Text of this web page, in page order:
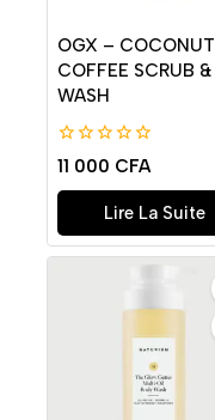
OGX – COCONUT
COFFEE SCRUB &
WASH
0
de
5
11 000 CFA
Lire La Suite